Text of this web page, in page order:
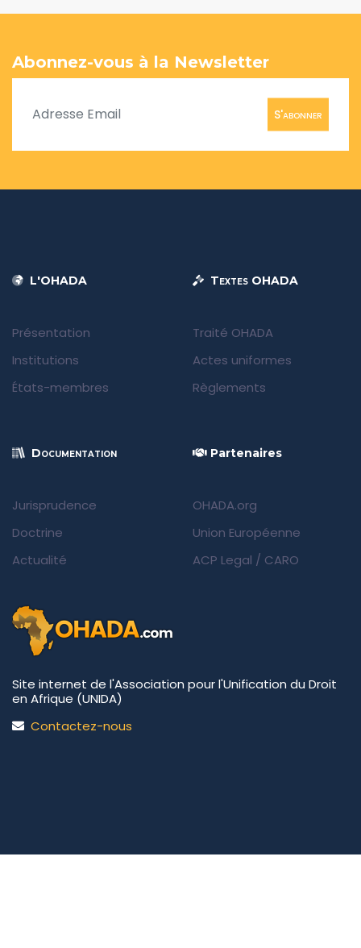
Abonnez-vous à la Newsletter
S'abonner
L'OHADA
Présentation
Institutions
États-membres
Textes OHADA
Traité OHADA
Actes uniformes
Règlements
Documentation
Jurisprudence
Doctrine
Actualité
Partenaires
OHADA.org
Union Européenne
ACP Legal / CARO
Site internet de l'Association pour l'Unification du Droit
en Afrique (UNIDA)
Contactez-nous